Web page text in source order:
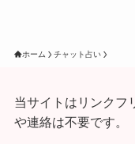
ホーム チャット占い
当サイトはリンクフ
や連絡は不要です。